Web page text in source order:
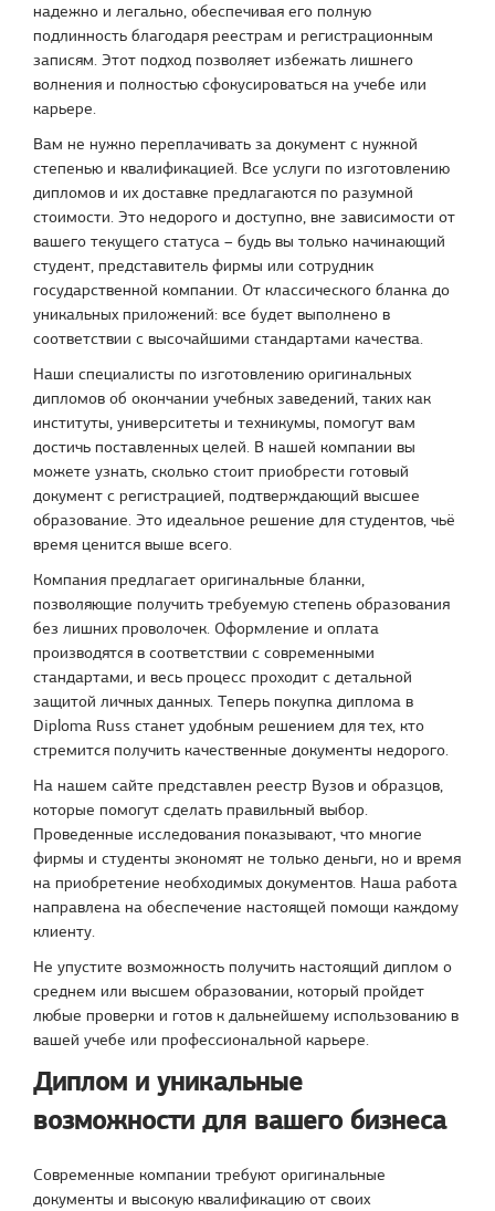
надежно и легально, обеспечивая его полную
подлинность благодаря реестрам и регистрационным
записям. Этот подход позволяет избежать лишнего
волнения и полностью сфокусироваться на учебе или
карьере.
Вам не нужно переплачивать за документ с нужной
степенью и квалификацией. Все услуги по изготовлению
дипломов и их доставке предлагаются по разумной
стоимости. Это недорого и доступно, вне зависимости от
вашего текущего статуса – будь вы только начинающий
студент, представитель фирмы или сотрудник
государственной компании. От классического бланка до
уникальных приложений: все будет выполнено в
соответствии с высочайшими стандартами качества.
Наши специалисты по изготовлению оригинальных
дипломов об окончании учебных заведений, таких как
институты, университеты и техникумы, помогут вам
достичь поставленных целей. В нашей компании вы
можете узнать, сколько стоит приобрести готовый
документ с регистрацией, подтверждающий высшее
образование. Это идеальное решение для студентов, чьё
время ценится выше всего.
Компания предлагает оригинальные бланки,
позволяющие получить требуемую степень образования
без лишних проволочек. Оформление и оплата
производятся в соответствии с современными
стандартами, и весь процесс проходит с детальной
защитой личных данных. Теперь покупка диплома в
Diploma Russ станет удобным решением для тех, кто
стремится получить качественные документы недорого.
На нашем сайте представлен реестр Вузов и образцов,
которые помогут сделать правильный выбор.
Проведенные исследования показывают, что многие
фирмы и студенты экономят не только деньги, но и время
на приобретение необходимых документов. Наша работа
направлена на обеспечение настоящей помощи каждому
клиенту.
Не упустите возможность получить настоящий диплом о
среднем или высшем образовании, который пройдет
любые проверки и готов к дальнейшему использованию в
вашей учебе или профессиональной карьере.
Диплом и уникальные
возможности для вашего бизнеса
Современные компании требуют оригинальные
документы и высокую квалификацию от своих